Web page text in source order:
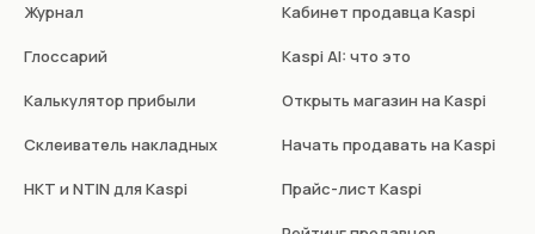
Журнал
Глоссарий
Калькулятор прибыли
Склеиватель накладных
НКТ и NTIN для Kaspi
Кабинет продавца Kaspi
Kaspi AI: что это
Открыть магазин на Kaspi
Начать продавать на Kaspi
Прайс-лист Kaspi